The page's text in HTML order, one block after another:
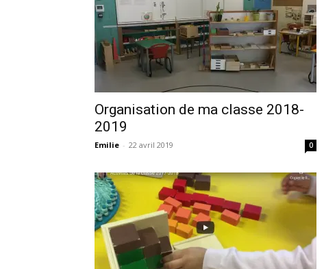
Organisation de ma classe 2018-
2019
Emilie - 22 avril 2019 0